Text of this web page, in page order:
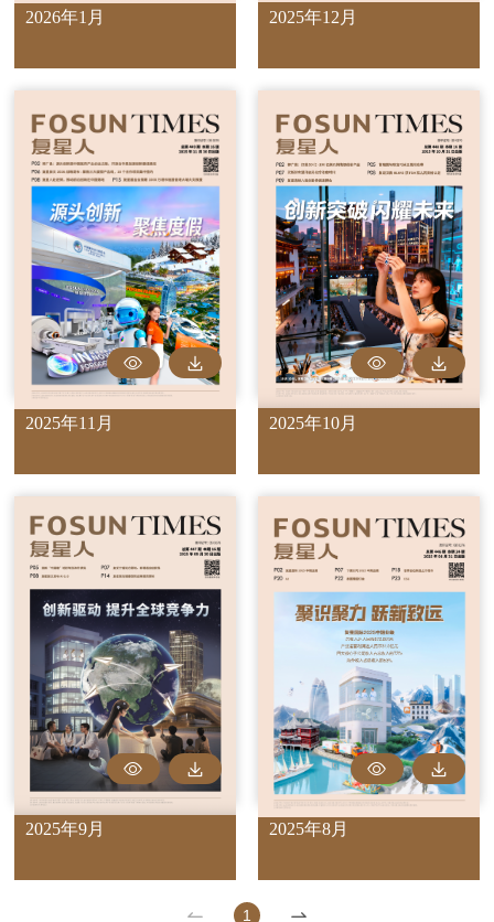
2026年1月 2025年12月
2025年11月 2025年10月
2025年9月 2025年8月
1